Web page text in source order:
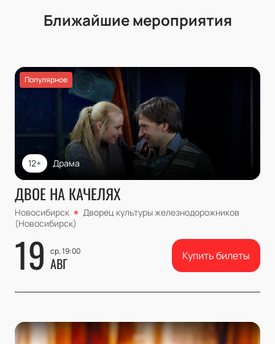
Ближайшие мероприятия
Популярное
Драма
12+
ДВОЕ НА КАЧЕЛЯХ
Новосибирск
Дворец культуры железнодорожников
(Новосибирск)
19 ср, 19:00
АВГ Купить билеты